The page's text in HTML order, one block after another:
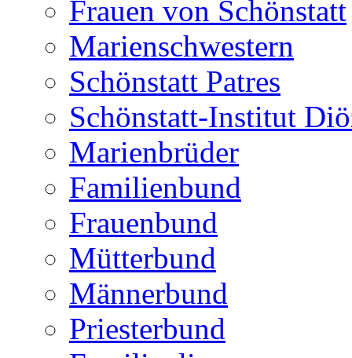
Frauen von Schönstatt
Marienschwestern
Schönstatt Patres
Schönstatt-Institut
Marienbrüder
Familienbund
Frauenbund
Mütterbund
Männerbund
Priesterbund